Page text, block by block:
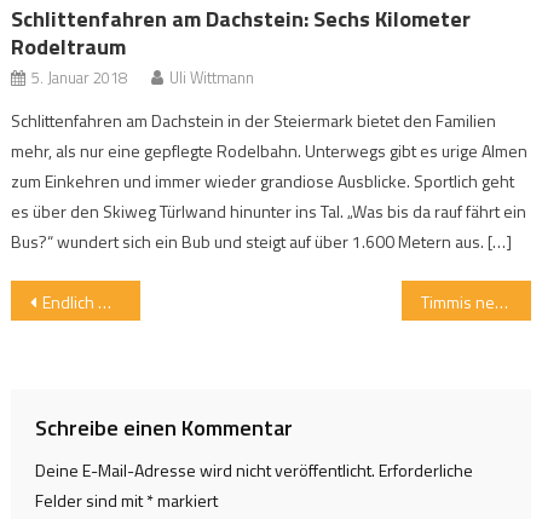
Schlittenfahren am Dachstein: Sechs Kilometer
Rodeltraum
5. Januar 2018 Uli Wittmann
Schlittenfahren am Dachstein in der Steiermark bietet den Familien
mehr, als nur eine gepflegte Rodelbahn. Unterwegs gibt es urige Almen
zum Einkehren und immer wieder grandiose Ausblicke. Sportlich geht
es über den Skiweg Türlwand hinunter ins Tal. „Was bis da rauf fährt ein
Bus?“ wundert sich ein Bub und steigt auf über 1.600 Metern aus. […]
Beitragsnavigation
Endlich Naturbilder von oben mit dem GPS-Quadrocopter Timmis neues Lieblingsstück: der Rucksack Octane 10 von Camelbak
Schreibe einen Kommentar
Deine E-Mail-Adresse wird nicht veröffentlicht.Erforderliche
Felder sind mit*markiert